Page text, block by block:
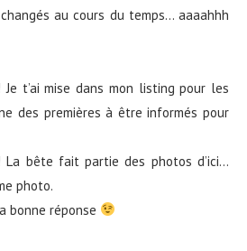
au cours du temps… aaaahhh
t’ai mise dans mon listing pour les
des premières à être informés pour
La bête fait partie des photos d’ici…
photo.
bonne réponse